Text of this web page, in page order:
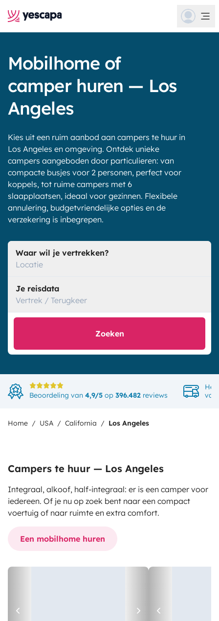
Mobilhome of
camper huren — Los
Angeles
Kies uit een ruim aanbod aan campers te huur in
Los Angeles en omgeving. Ontdek unieke
campers aangeboden door particulieren: van
compacte busjes voor 2 personen, perfect voor
koppels, tot ruime campers met 6
slaapplaatsen, ideaal voor gezinnen. Flexibele
annulering, budgetvriendelijke opties en de
verzekering is inbegrepen.
Waar wil je vertrekken?
Locatie
Je reisdata
Vertrek / Terugkeer
Zoeken
Beoordeling van 4,9/5 op 396.482 reviews
Het
van
Home USA California Los Angeles
Campers te huur — Los Angeles
Integraal, alkoof, half-integraal: er is een camper voor
iedereen. Of je nu op zoek bent naar een compact
voertuig of naar ruimte en extra comfort.
Een mobilhome huren